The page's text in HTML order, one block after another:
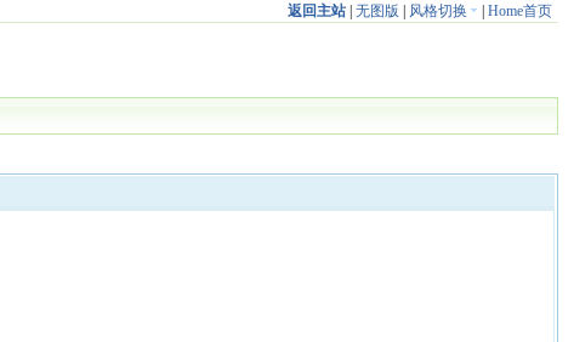
返回主站| 无图版 风格切换 Home首页